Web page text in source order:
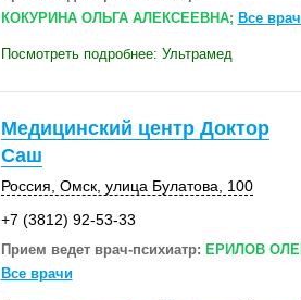
КОКУРИНА ОЛЬГА АЛЕКСЕЕВНА; Все
Посмотреть подробнее: Ультрамед
Медицинский центр Доктор
Саш
Россия Омск, улица Булатова
100
+7 (3812) 92-53-33
Прием ведет врач-психиатр: ЕРИЛОВ
Все врачи